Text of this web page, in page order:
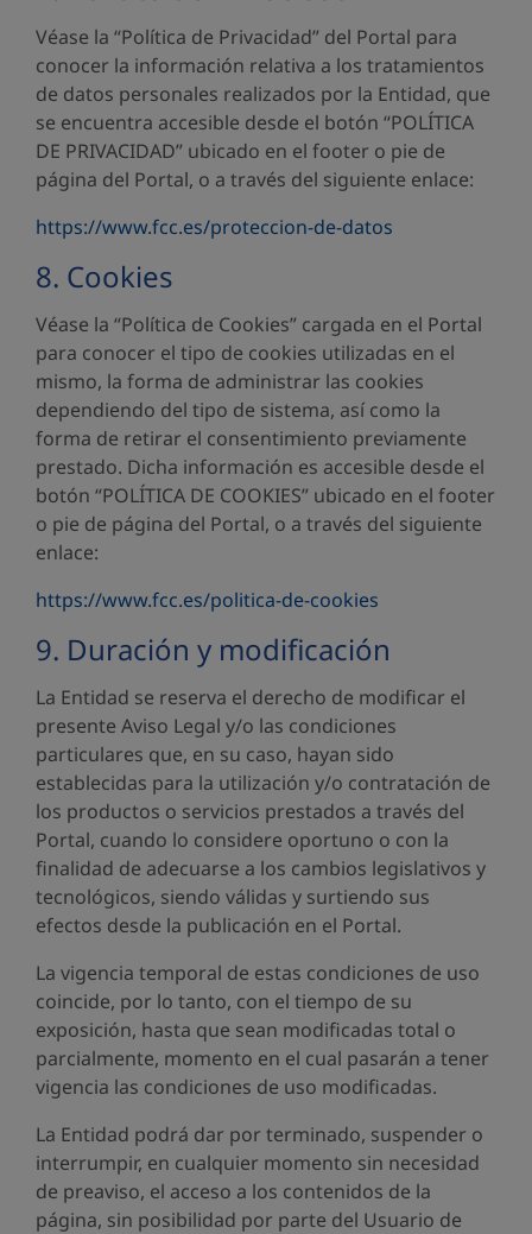
Véase la “Política de Privacidad” del Portal para
conocer la información relativa a los tratamientos
de datos personales realizados por la Entidad, que
se encuentra accesible desde el botón “POLÍTICA
DE PRIVACIDAD” ubicado en el footer o pie de
página del Portal, o a través del siguiente enlace:
https://www.fcc.es/proteccion-de-datos
8. Cookies
Véase la “Política de Cookies” cargada en el Portal
para conocer el tipo de cookies utilizadas en el
mismo, la forma de administrar las cookies
dependiendo del tipo de sistema, así como la
forma de retirar el consentimiento previamente
prestado. Dicha información es accesible desde el
botón “POLÍTICA DE COOKIES” ubicado en el footer
o pie de página del Portal, o a través del siguiente
enlace:
https://www.fcc.es/politica-de-cookies
9. Duración y modificación
La Entidad se reserva el derecho de modificar el
presente Aviso Legal y/o las condiciones
particulares que, en su caso, hayan sido
establecidas para la utilización y/o contratación de
los productos o servicios prestados a través del
Portal, cuando lo considere oportuno o con la
finalidad de adecuarse a los cambios legislativos y
tecnológicos, siendo válidas y surtiendo sus
efectos desde la publicación en el Portal.
La vigencia temporal de estas condiciones de uso
coincide, por lo tanto, con el tiempo de su
exposición, hasta que sean modificadas total o
parcialmente, momento en el cual pasarán a tener
vigencia las condiciones de uso modificadas.
La Entidad podrá dar por terminado, suspender o
interrumpir, en cualquier momento sin necesidad
de preaviso, el acceso a los contenidos de la
página, sin posibilidad por parte del Usuario de